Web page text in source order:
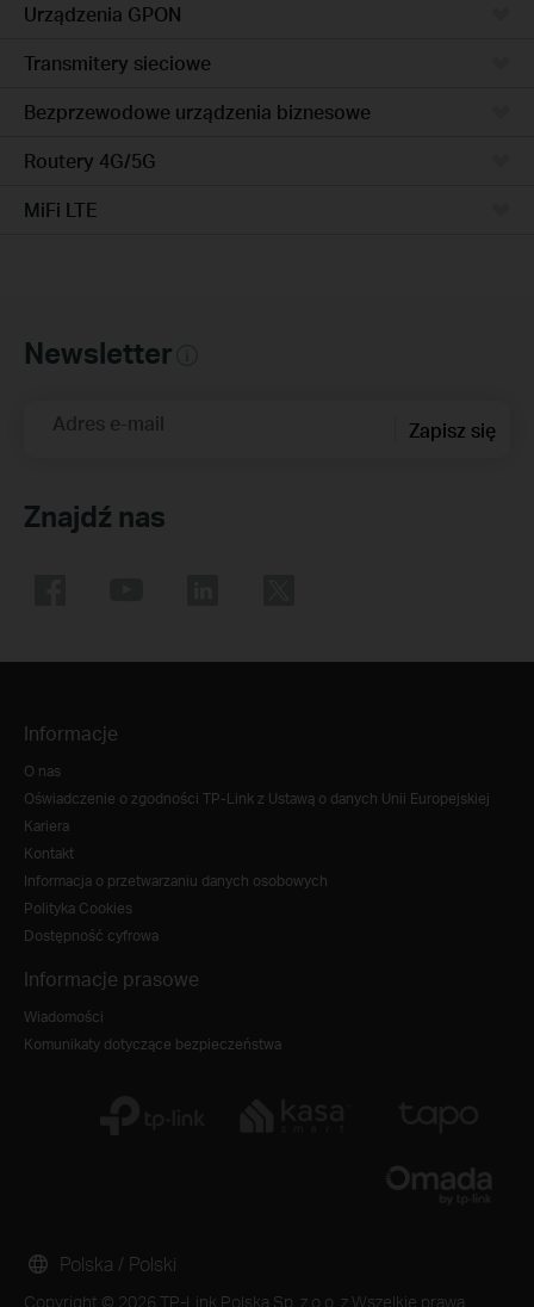
Urządzenia GPON
Transmitery sieciowe
Bezprzewodowe urządzenia biznesowe
Routery 4G/5G
MiFi LTE
Newsletter
Adres e-mail Zapisz się
Znajdź nas
Informacje
O nas
Oświadczenie o zgodności TP-Link z Ustawą o danych Unii Europejskiej
Kariera
Kontakt
Informacja o przetwarzaniu danych osobowych
Polityka Cookies
Dostępność cyfrowa
Informacje prasowe
Wiadomości
Komunikaty dotyczące bezpieczeństwa
Copyright © 2026 TP-Link Polska Sp. z o.o. z Wszelkie prawa
Polska / Polski